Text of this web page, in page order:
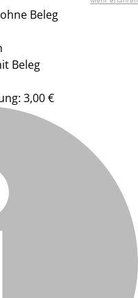
Beleg
Beleg
3,00 €